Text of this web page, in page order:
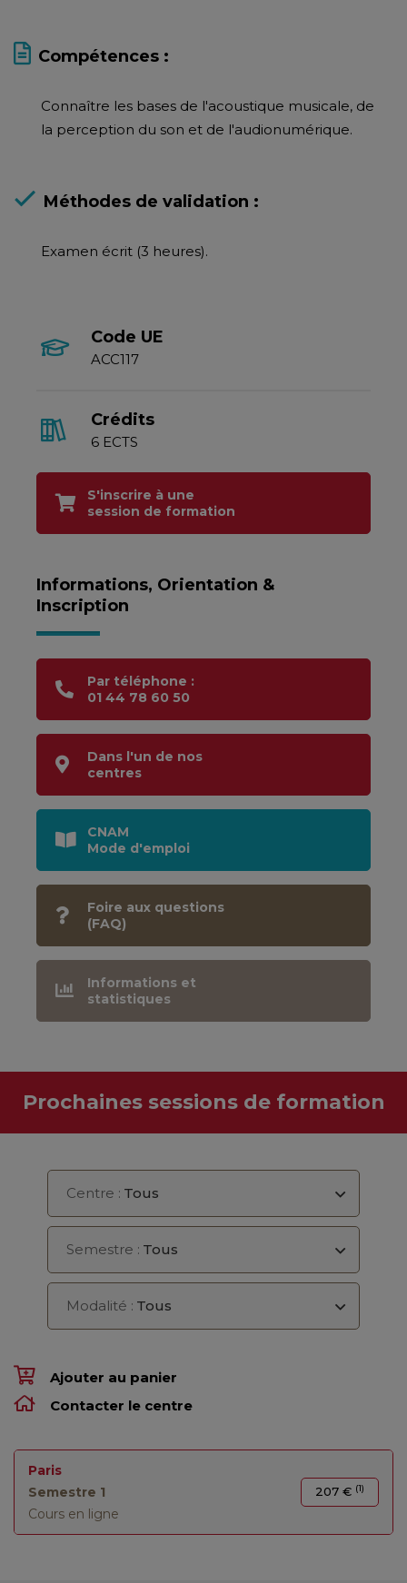
Compétences :
Connaître les bases de l'acoustique musicale, de
la perception du son et de l'audionumérique.
Méthodes de validation :
Examen écrit (3 heures).
Code UE
ACC117
Crédits
6 ECTS
S'inscrire à une
session de formation
Informations, Orientation &
Inscription
Par téléphone :
01 44 78 60 50
Dans l'un de nos
centres
CNAM
Mode d'emploi
Foire aux questions
(FAQ)
Informations et
statistiques
Prochaines sessions de formation
Centre : Tous
Semestre : Tous
Modalité : Tous
Ajouter au panier
Contacter le centre
Paris
Semestre 1
Cours en ligne
207 € (1)